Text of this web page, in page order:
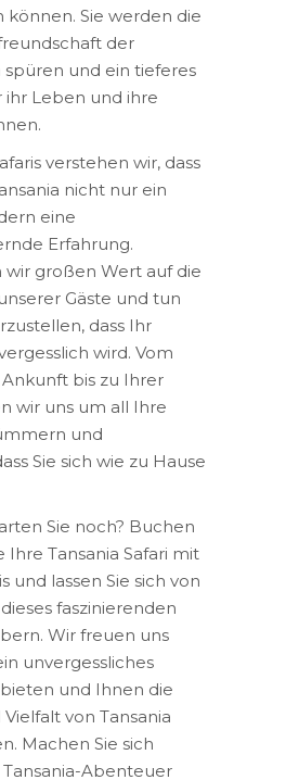
können. Sie werden die
der
spüren und ein tieferes
ihr Leben und ihre
verstehen wir, dass
nicht nur ein
eine
Erfahrung.
wir großen Wert auf die
Gäste und tun
dass Ihr
wird. Vom
bis zu Ihrer
wir uns um all Ihre
und
Sie sich wie zu Hause
Sie noch? Buchen
Ihre Tansania Safari mit
und lassen Sie sich von
faszinierenden
Wir freuen uns
unvergessliches
und Ihnen die
von Tansania
Machen Sie sich
Abenteuer